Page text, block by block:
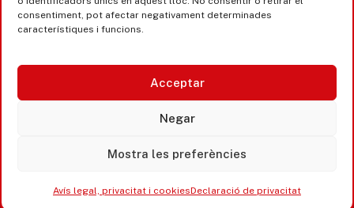
consentiment, pot afectar negativament determinades
característiques i funcions.
Acceptar
Negar
Mostra les preferències
Avís legal, privacitat i cookiesDeclaració de privacitat
Castell d’Aro · Platja d’Aro · S’Agaró
365 www.platjadaro